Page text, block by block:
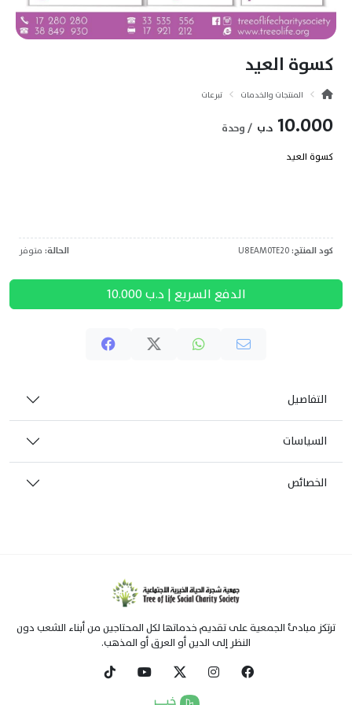
كسوة العيد
المنتجات والخدمات تبرعات
10.000 د.ب / وحدة
كسوة العيد
كود المنتج: الحالة: متوفر
الدفع السريع | د.ب10.000
التفاصيل
السياسات
الخصائص
ترتكز مبادئ الجمعية على تقديم خدماتها لكل المحتاجين من أبناء الشعب دون
النظر إلى الدين أو العرق أو المذهب.